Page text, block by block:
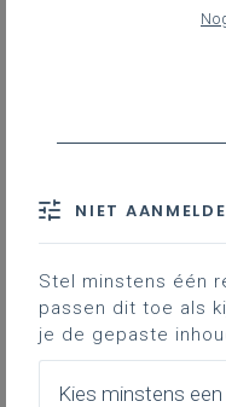
NIET
Stel minstens één
passen dit toe als
je de gepaste
Kies minstens een